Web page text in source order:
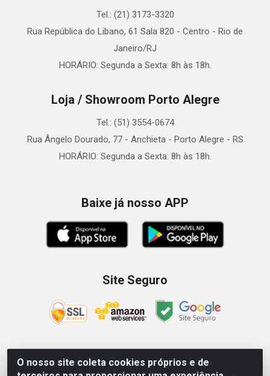
O nosso site coleta cookies próprios e de
Tel.: (21) 3173-3320
Rua República do Libano, 61 Sala 820 - Centro - Rio de
Janeiro/RJ
HORÁRIO: Segunda a Sexta: 8h às 18h.
Loja / Showroom Porto Alegre
Tel.: (51) 3554-0674
Rua Ângelo Dourado, 77 - Anchieta - Porto Alegre - RS
HORÁRIO: Segunda a Sexta: 8h às 18h.
Baixe já nosso APP
Site Seguro
Zein Importação e Comércio LTDA - Av. Senador Queiróz, 274